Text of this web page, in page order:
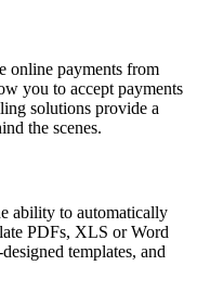
online payments from
you to accept payments
solutions provide a
the scenes.
ability to automatically
PDFs, XLS or Word
templates, and